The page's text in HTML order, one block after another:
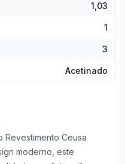
1,03
1
3
Acetinado
Revestimento Ceusa
moderno, este